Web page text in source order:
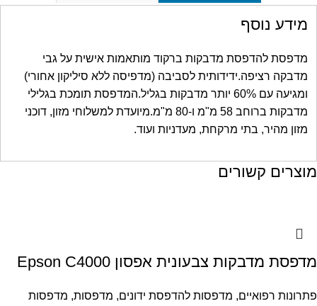
מידע נוסף
מדפסת להדפסת מדבקות ברקוד מותאמות אישית על גבי
מדבקה רציפה.ידידותית לסביבה (מדפיסה ללא סיליקון אחורי)
ומגיעה עם 60% יותר מדבקות בגליל.המדפסת תומכת בגלילי
מדבקות ברוחב 58 מ"מ ו-80 מ"מ.מיועדת למשלוחי מזון, דוכני
מזון מהיר, בתי מרקחת, מעדניות ועוד.
מוצרים קשורים
מדפסת מדבקות צבעונית אפסון Epson C4000
פתרונות רפואיים, מדפסות להדפסת ידונים, מדפסות, מדפסות